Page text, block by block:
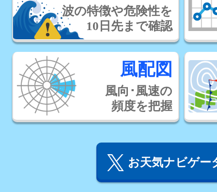
波の特徴や危険性を
10日先まで確認
風配図
風向･風速の
頻度を把握
お天気ナビゲー